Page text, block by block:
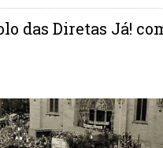
das Diretas Já!